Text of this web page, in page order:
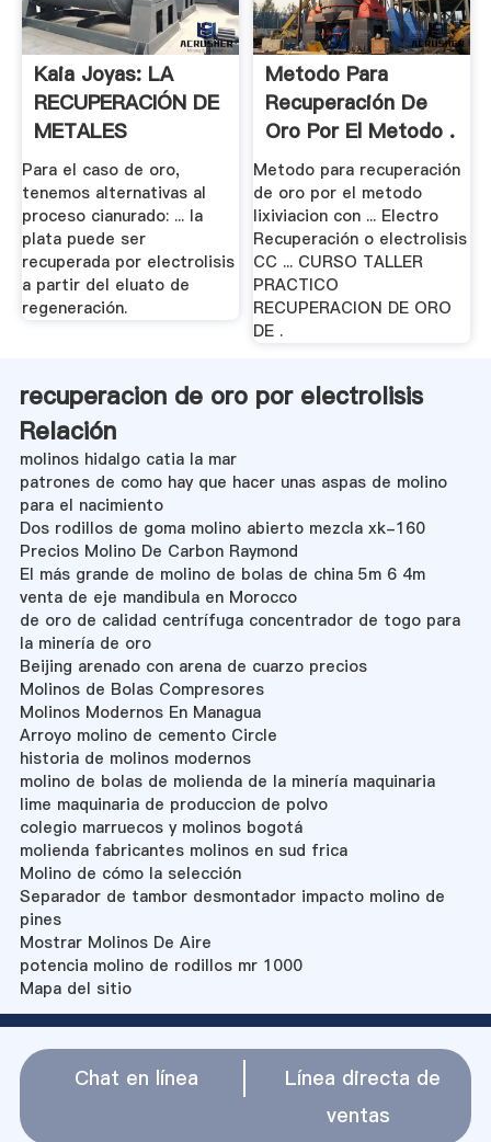
Kaia Joyas: LA
RECUPERACIÓN DE
METALES
Para el caso de oro,
tenemos alternativas al
proceso cianurado: ... la
plata puede ser
recuperada por electrolisis
a partir del eluato de
regeneración.
Metodo Para
Recuperación De
Oro Por El Metodo .
Metodo para recuperación
de oro por el metodo
lixiviacion con ... Electro
Recuperación o electrolisis
CC ... CURSO TALLER
PRACTICO
RECUPERACION DE ORO
DE .
recuperacion de oro por electrolisis
Relación
molinos hidalgo catia la mar
patrones de como hay que hacer unas aspas de molino
para el nacimiento
Dos rodillos de goma molino abierto mezcla xk-160
Precios Molino De Carbon Raymond
El más grande de molino de bolas de china 5m 6 4m
venta de eje mandibula en Morocco
de oro de calidad centrífuga concentrador de togo para
la minería de oro
Beijing arenado con arena de cuarzo precios
Molinos de Bolas Compresores
Molinos Modernos En Managua
Arroyo molino de cemento Circle
historia de molinos modernos
molino de bolas de molienda de la minería maquinaria
lime maquinaria de produccion de polvo
colegio marruecos y molinos bogotá
molienda fabricantes molinos en sud frica
Molino de cómo la selección
Separador de tambor desmontador impacto molino de
pines
Mostrar Molinos De Aire
potencia molino de rodillos mr 1000
Mapa del sitio
Chat en línea
Línea directa de
ventas